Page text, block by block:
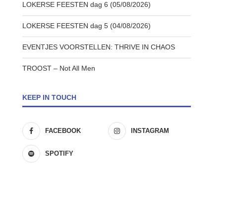
LOKERSE FEESTEN dag 6 (05/08/2026)
LOKERSE FEESTEN dag 5 (04/08/2026)
EVENTJES VOORSTELLEN: THRIVE IN CHAOS
TROOST – Not All Men
KEEP IN TOUCH
FACEBOOK INSTAGRAM
SPOTIFY